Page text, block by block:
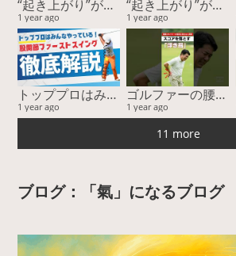
“起き上がり”が直らない本当の理由！ “回転”じゃなく“回旋”で飛距離と安定性が激変する
1 year ago
“起き上がり”が直らない本当の理由！ “回転”じゃなく“回旋”で飛距離と安定性が激変する
1 year ago
トッププロはみんなやっている！ 股関節ファーストスイングー『運動連鎖』に基づく股関節主導が最強を徹底解説
1 year ago
ゴルファーの腰痛、その隠れた原因とは？ゴルフがうまくならない本当の理由。
1 year ago
11 more
ブログ：「氣」になるブログ